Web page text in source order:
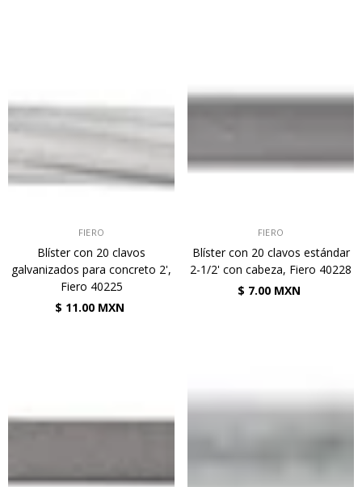
FIERO
Blíster con 20 clavos
galvanizados para concreto 2',
Fiero 40225
$ 11.00 MXN
FIERO
Blíster con 20 clavos estándar
2-1/2' con cabeza, Fiero 40228
$ 7.00 MXN